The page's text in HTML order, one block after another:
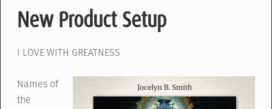
New Product Setup
I LOVE WITH GREATNESS
Names of
the